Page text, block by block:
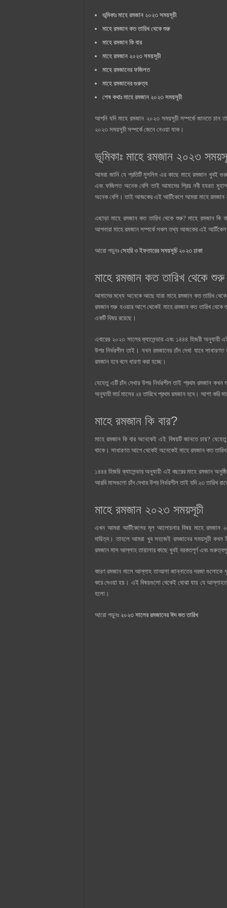
ভূমিকাঃ মাহে রমজান ২০২৩ সময়সূচী
মাহে রমজান কত তারিখ থেকে শুরু
মাহে রমজান কি বার
মাহে রমজান ২০২৩ সময়সূচী
মাহে রমজানের ফজিলত
মাহে রমজানের গুরুত্ব
শেষ কথাঃ মাহে রমজান ২০২৩ সময়সূচী
আপনি যদি মাহে রমজান ২০২৩ সময়সূচী সম্পর্কে জানতে চান
২০২৩ সময়সূচী সম্পর্কে জেনে নেওয়া যাক।
ভূমিকাঃ মাহে রমজান ২০২৩
আমরা জানি যে প্রতিটি মুসলিম এর কাছে মাহে রমজান খুবই
এবং ফজিলত অনেক বেশি তাই আমাদের প্রিয় নবী হযরত
অনেক বেশি। তাই আজকের এই আর্টিকেলে আমরা মাহে রমজান
এছাড়া মাহে রমজান কত তারিখ থেকে শুরু? মাহে রমজান
আপনারা মাহে রমজান সম্পর্কে সকল তথ্য আজকের এই আর্টিকেল
আরো পড়ুনঃ সেহরি ও ইফতারের সময়সূচি ২০২৩ ঢাকা
মাহে রমজান কত তারিখ থেকে শুরু
আমাদের মধ্যে অনেকে আছে যারা মাহে রমজান কত তারিখ
রমজান শুরু হওয়ার আগে থেকেই মাহে রমজান কত তারিখ থেকে
একটি বিষয় রয়েছে।
এবারের ২০২৩ সালের ক্যালেন্ডার এবং ১৪৪৪ হিজরী অনুযায়ী
উপর নির্ভরশীল তাই। যখন রমজানের চাঁদ দেখা যাবে
রমজান হবে বলে ধারণা করা হচ্ছে।
যেহেতু এটি চাঁদ দেখার উপর নির্ভরশীল তাই প্রথম রমজান কখন
অনুযায়ী মার্চ মাসের ২৪ তারিখে প্রথম রমজান হবে। আশা করি
মাহে রমজান কি বার?
মাহে রমজান কি বার অনেকেই এই বিষয়টি জানতে চায়?
থাকে। সাধারণত আগে থেকেই অনেকেই মাহে রমজান কত
১৪৪৪ হিজরি ক্যালেন্ডার অনুযায়ী এই বছরের মাহে রমজান
আরবি মাসগুলো চাঁদ দেখার উপর নির্ভরশীল তাই যদি ২৩ তারিখ
মাহে রমজান ২০২৩ সময়সূচী
এখন আমরা আর্টিকেলের মূল আলোচনার বিষয় মাহে রমজান
দায়িত্ব। তাহলে আমরা খুব সহজেই রমজানের সময়সূচী কখন
রমজান মাস আল্লাহ তায়ালার কাছে খুবই বরকতপূর্ণ এবং
কারণ রমজান মাসে আল্লাহ তাআলা জান্নাতের দরজা গুলোকে
করে দেওয়া হয়। এই বিষয়গুলো থেকেই বোঝা যায় যে
হলো।
আরো পড়ুনঃ ২০২৩ সালের রমজানের ঈদ কত তারিখ